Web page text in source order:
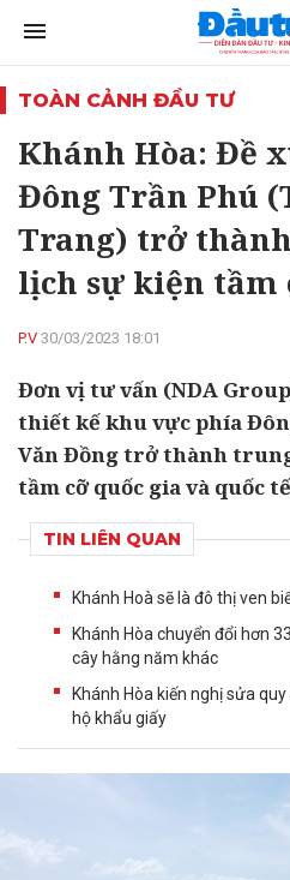
TOÀN CẢNH ĐẦU TƯ
Khánh Hòa: Đề
Đông Trần Phú
Trang) trở
lịch sự kiện tầm
P.V 30/03/2023 18:01
Đơn vị tư vấn (NDA
thiết kế khu vực phía
Văn Đồng trở thành
tầm cỡ quốc gia và quốc
TIN LIÊN QUAN
Khánh Hoà sẽ là đô thị ven
Khánh Hòa chuyển đổi hơn
cây hằng năm khác
Khánh Hòa kiến nghị sửa
hộ khẩu giấy